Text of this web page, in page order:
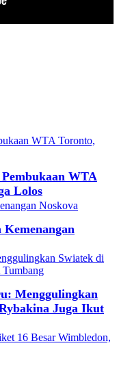
WTA
Lolos
Menggulingkan
Juga Ikut